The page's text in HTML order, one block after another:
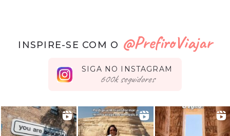
INSPIRE-SE COM O @PrefiroViajar
SIGA NO INSTAGRAM
seguidores